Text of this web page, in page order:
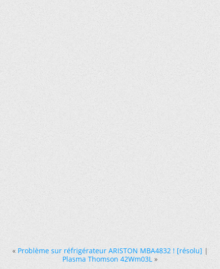
« Problème sur réfrigérateur ARISTON MBA4832 ! [résolu]|
Plasma Thomson 42Wm03L »